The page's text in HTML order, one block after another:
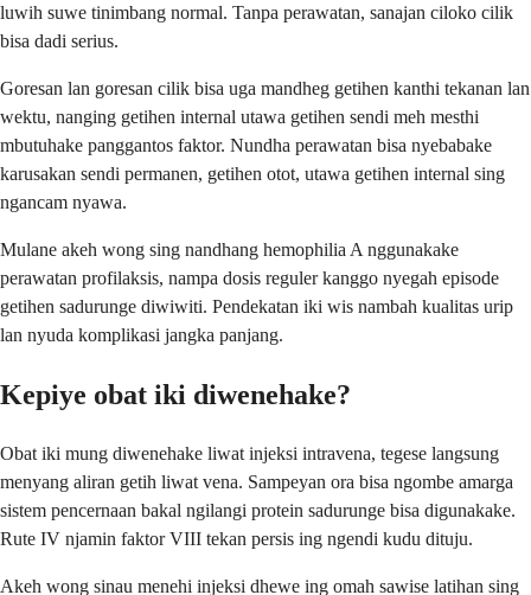
luwih suwe tinimbang normal. Tanpa perawatan, sanajan ciloko cilik
bisa dadi serius.
Goresan lan goresan cilik bisa uga mandheg getihen kanthi tekanan lan
wektu, nanging getihen internal utawa getihen sendi meh mesthi
mbutuhake panggantos faktor. Nundha perawatan bisa nyebabake
karusakan sendi permanen, getihen otot, utawa getihen internal sing
ngancam nyawa.
Mulane akeh wong sing nandhang hemophilia A nggunakake
perawatan profilaksis, nampa dosis reguler kanggo nyegah episode
getihen sadurunge diwiwiti. Pendekatan iki wis nambah kualitas urip
lan nyuda komplikasi jangka panjang.
Kepiye obat iki diwenehake?
Obat iki mung diwenehake liwat injeksi intravena, tegese langsung
menyang aliran getih liwat vena. Sampeyan ora bisa ngombe amarga
sistem pencernaan bakal ngilangi protein sadurunge bisa digunakake.
Rute IV njamin faktor VIII tekan persis ing ngendi kudu dituju.
Akeh wong sinau menehi injeksi dhewe ing omah sawise latihan sing